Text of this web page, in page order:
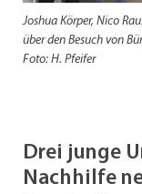
Joshua Körper, Nico
über den Besuch von
Foto: H. Pfeifer
Drei junge
Nachhilfe